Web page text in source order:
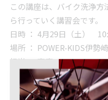
この講座は、バイク洗浄
ら行っていく講習会です。
日時 ： 4月29日（土）
場所 ： POWER-KIDS伊勢
担当 ： 高庭
予約制
各種イベントはこ